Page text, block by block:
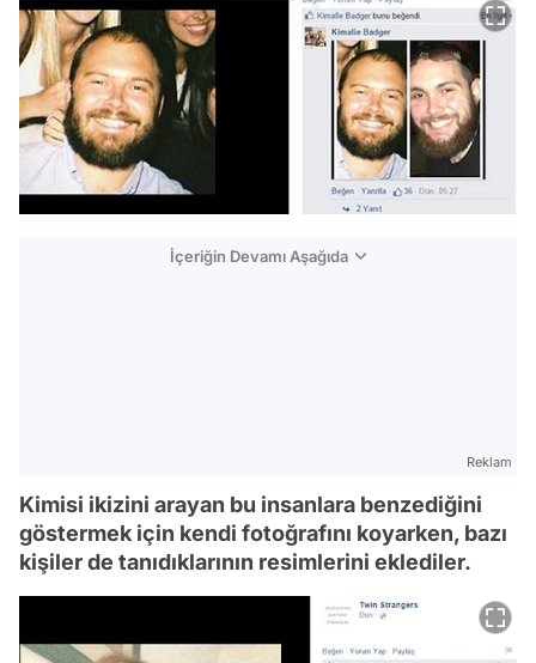
İçeriğin Devamı Aşağıda
Reklam
Kimisi ikizini arayan bu insanlara benzediğini
göstermek için kendi fotoğrafını koyarken, bazı
kişiler de tanıdıklarının resimlerini eklediler.